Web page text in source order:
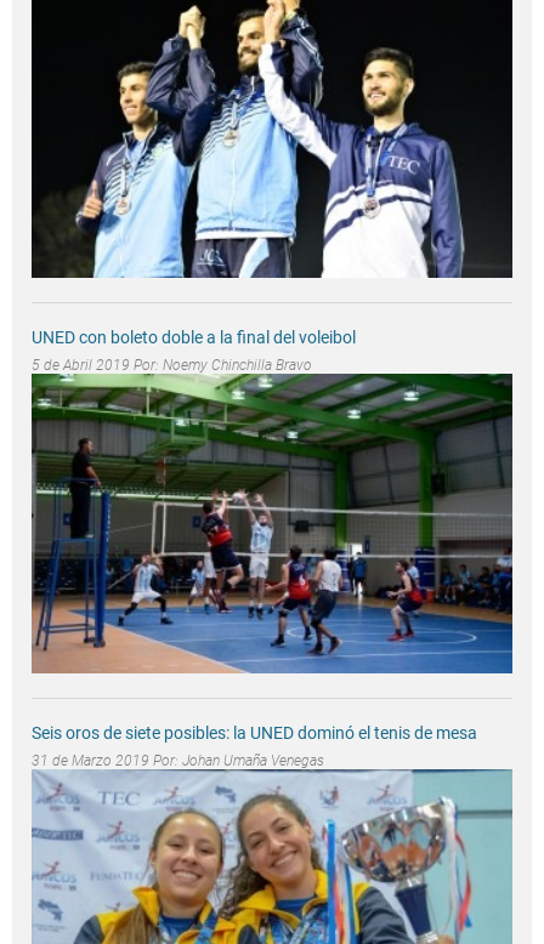
UNED con boleto doble a la final del voleibol
5 de Abril 2019 Por: Noemy Chinchilla Bravo
Seis oros de siete posibles: la UNED dominó el tenis de mesa
31 de Marzo 2019 Por: Johan Umaña Venegas